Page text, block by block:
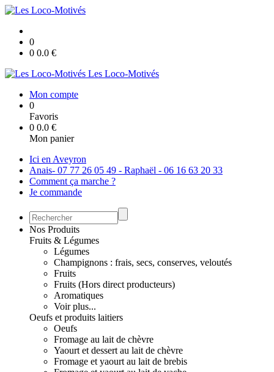
0
0 0.0 €
Les Loco-Motivés
Mon compte
0
Favoris
0 0.0 €
Mon panier
Ici en Aveyron
Anais- 07 77 26 05 49 - Raphaël - 06 16 63 20 33
Comment ça marche ?
Je commande
Nos Produits
Fruits & Légumes
Légumes
Champignons : frais, secs, conserves, veloutés
Fruits
Fruits (Hors direct producteurs)
Aromatiques
Voir plus...
Oeufs et produits laitiers
Oeufs
Fromage au lait de chèvre
Yaourt et dessert au lait de chèvre
Fromage et yaourt au lait de brebis